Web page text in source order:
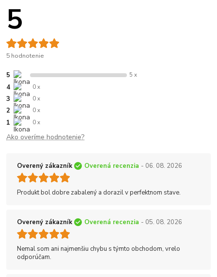
5
5 hodnotenie
5 5 x
4 0 x
3 0 x
2 0 x
1 0 x
Ako overíme hodnotenie?
Overený zákazník Overená recenzia - 06. 08. 2026
Produkt bol dobre zabalený a dorazil v perfektnom stave.
Overený zákazník Overená recenzia - 05. 08. 2026
Nemal som ani najmenšiu chybu s týmto obchodom, vrelo
odporúčam.